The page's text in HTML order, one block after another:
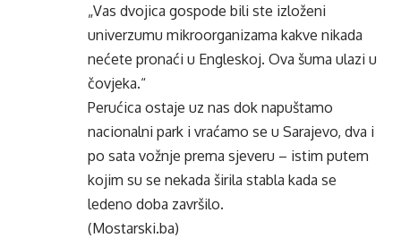
„Vas dvojica gospode bili ste izloženi
univerzumu mikroorganizama kakve nikada
nećete pronaći u Engleskoj. Ova šuma ulazi u
čovjeka.“
Perućica ostaje uz nas dok napuštamo
nacionalni park i vraćamo se u Sarajevo, dva i
po sata vožnje prema sjeveru – istim putem
kojim su se nekada širila stabla kada se
ledeno doba završilo.
(Mostarski.ba)